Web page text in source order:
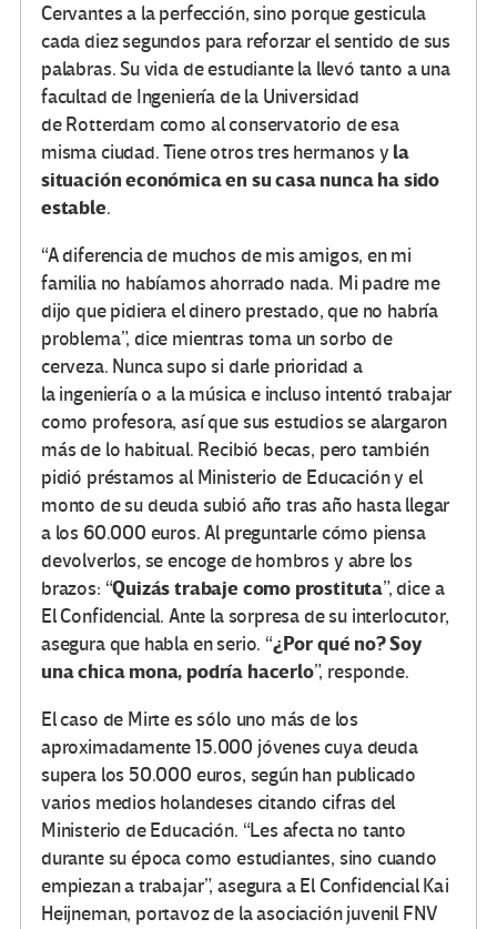
Cervantes a la perfección, sino porque gesticula
cada diez segundos para reforzar el sentido de sus
palabras. Su vida de estudiante la llevó tanto a una
facultad de Ingeniería de la Universidad
de Rotterdam como al conservatorio de esa
misma ciudad. Tiene otros tres hermanos y la
situación económica en su casa nunca ha sido
estable.
“A diferencia de muchos de mis amigos, en mi
familia no habíamos ahorrado nada. Mi padre me
dijo que pidiera el dinero prestado, que no habría
problema”, dice mientras toma un sorbo de
cerveza. Nunca supo si darle prioridad a
la ingeniería o a la música e incluso intentó trabajar
como profesora, así que sus estudios se alargaron
más de lo habitual. Recibió becas, pero también
pidió préstamos al Ministerio de Educación y el
monto de su deuda subió año tras año hasta llegar
a los 60.000 euros. Al preguntarle cómo piensa
devolverlos, se encoge de hombros y abre los
brazos: “Quizás trabaje como prostituta”, dice a
El Confidencial. Ante la sorpresa de su interlocutor,
asegura que habla en serio. “¿Por qué no? Soy
una chica mona, podría hacerlo”, responde.
El caso de Mirte es sólo uno más de los
aproximadamente 15.000 jóvenes cuya deuda
supera los 50.000 euros, según han publicado
varios medios holandeses citando cifras del
Ministerio de Educación. “Les afecta no tanto
durante su época como estudiantes, sino cuando
empiezan a trabajar”, asegura a El Confidencial Kai
Heijneman, portavoz de la asociación juvenil FNV